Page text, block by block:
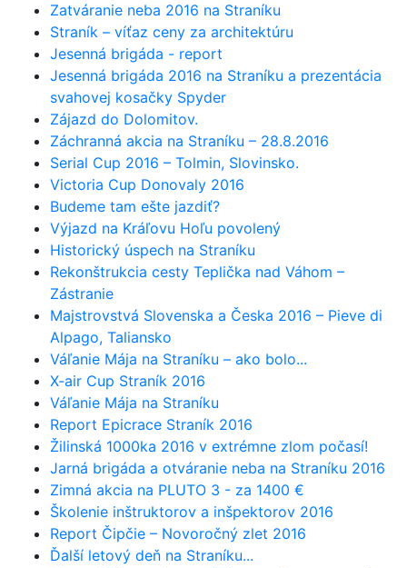
Zatváranie neba 2016 na Straníku
Straník – víťaz ceny za architektúru
Jesenná brigáda - report
Jesenná brigáda 2016 na Straníku a prezentácia
svahovej kosačky Spyder
Zájazd do Dolomitov.
Záchranná akcia na Straníku – 28.8.2016
Serial Cup 2016 – Tolmin, Slovinsko.
Victoria Cup Donovaly 2016
Budeme tam ešte jazdiť?
Výjazd na Kráľovu Hoľu povolený
Historický úspech na Straníku
Rekonštrukcia cesty Teplička nad Váhom –
Zástranie
Majstrovstvá Slovenska a Česka 2016 – Pieve di
Alpago, Taliansko
Váľanie Mája na Straníku – ako bolo...
X-air Cup Straník 2016
Váľanie Mája na Straníku
Report Epicrace Straník 2016
Žilinská 1000ka 2016 v extrémne zlom počasí!
Jarná brigáda a otváranie neba na Straníku 2016
Zimná akcia na PLUTO 3 - za 1400 €
Školenie inštruktorov a inšpektorov 2016
Report Čipčie – Novoročný zlet 2016
Ďalší letový deň na Straníku...